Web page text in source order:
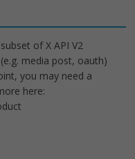
of X API V2
media post, oauth)
you may need a
here: